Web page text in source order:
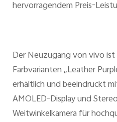
hervorragendem Preis-
Der Neuzugang von vivo
Farbvarianten „Leather
erhältlich und beeindruckt
AMOLED-Display und
Weitwinkelkamera für